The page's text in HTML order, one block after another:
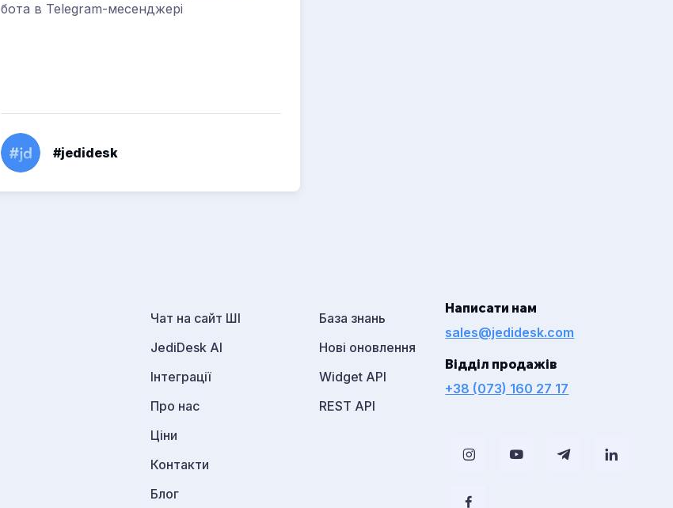
бота в Telegram-месенджері
#jedidesk
Чат на сайт ШІ
JediDesk AI
Інтеграції
Про нас
Ціни
Контакти
Блог
База знань
Нові оновлення
Widget API
REST API
Написати нам
sales@jedidesk.com
Відділ продажів
+38 (073) 160 27 17